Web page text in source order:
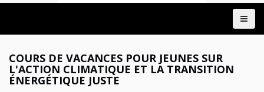
PROPOS
ACTION
COURS DE VACANCES POUR JEUNES SUR
L'ACTION CLIMATIQUE ET LA TRANSITION
ÉNERGÉTIQUE JUSTE